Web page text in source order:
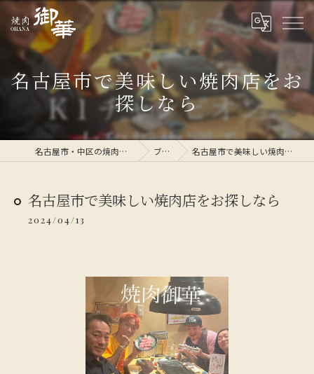
名古屋市で美味しい焼肉店をお
探しなら
名古屋市・中区の焼肉なら焼肉 御華 ブログ 名古屋市で美味しい焼肉店をお探しなら
名古屋市で美味しい焼肉店をお探しなら
2024/04/13